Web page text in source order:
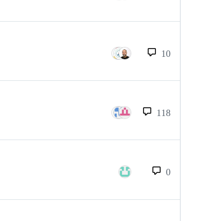
10
118
0